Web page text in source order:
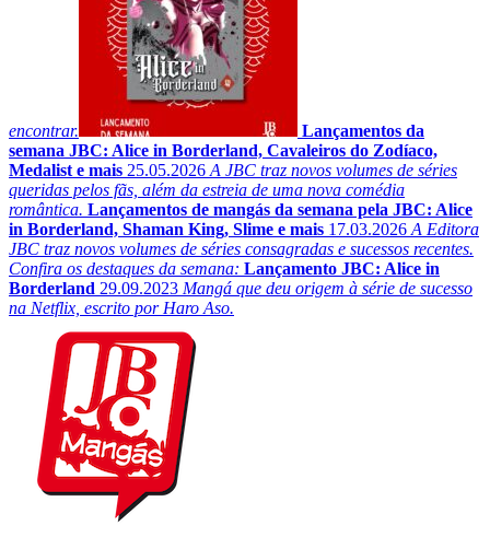
encontrar.
Lançamentos da
semana JBC: Alice in Borderland, Cavaleiros do Zodíaco,
Medalist e mais 25.05.2026 A JBC traz novos volumes de séries
queridas pelos fãs, além da estreia de uma nova comédia
romântica. Lançamentos de mangás da semana pela JBC: Alice
in Borderland, Shaman King, Slime e mais 17.03.2026 A Editora
JBC traz novos volumes de séries consagradas e sucessos recentes.
Confira os destaques da semana: Lançamento JBC: Alice in
Borderland 29.09.2023 Mangá que deu origem à série de sucesso
na Netflix, escrito por Haro Aso.